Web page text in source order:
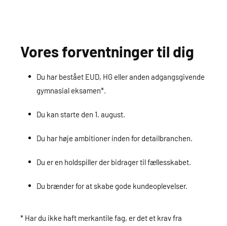
Vores forventninger til dig
Du har bestået EUD, HG eller anden adgangsgivende
gymnasial eksamen*.
Du kan starte den 1. august.
Du har høje ambitioner inden for detailbranchen.
Du er en holdspiller der bidrager til fællesskabet.
Du brænder for at skabe gode kundeoplevelser.
* Har du ikke haft merkantile fag, er det et krav fra